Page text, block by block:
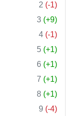
2 (-1)
3 (+9)
4 (-1)
5 (+1)
6 (+1)
7 (+1)
8 (+1)
9 (-4)